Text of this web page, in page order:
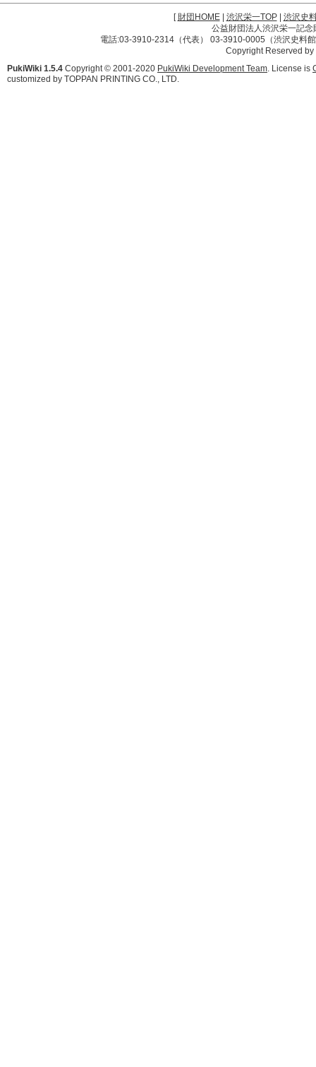
[財団HOME| 渋沢栄一TOP| 渋沢史
公益財団法人渋沢栄一記
電話:03-3910-2314（代表） 03-3910-0005（渋沢史料
Copyright Reserved
PukiWiki 1.5.4 Copyright © 2001-2020 PukiWiki Development Team. License is
customized by TOPPAN PRINTING CO., LTD.